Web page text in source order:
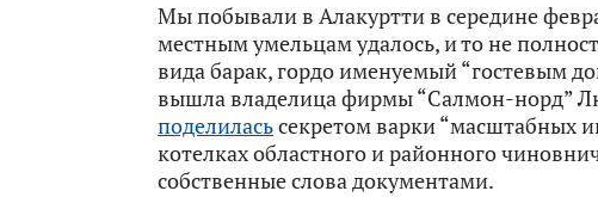
Мы побывали в Алакуртти в середине
местным умельцам удалось, и то не
вида барак, гордо именуемый “гостевым
вышла владелица фирмы “Салмон-норд”
поделиласьсекретом варки “масштабных
котелках областного и районного
собственные слова документами.